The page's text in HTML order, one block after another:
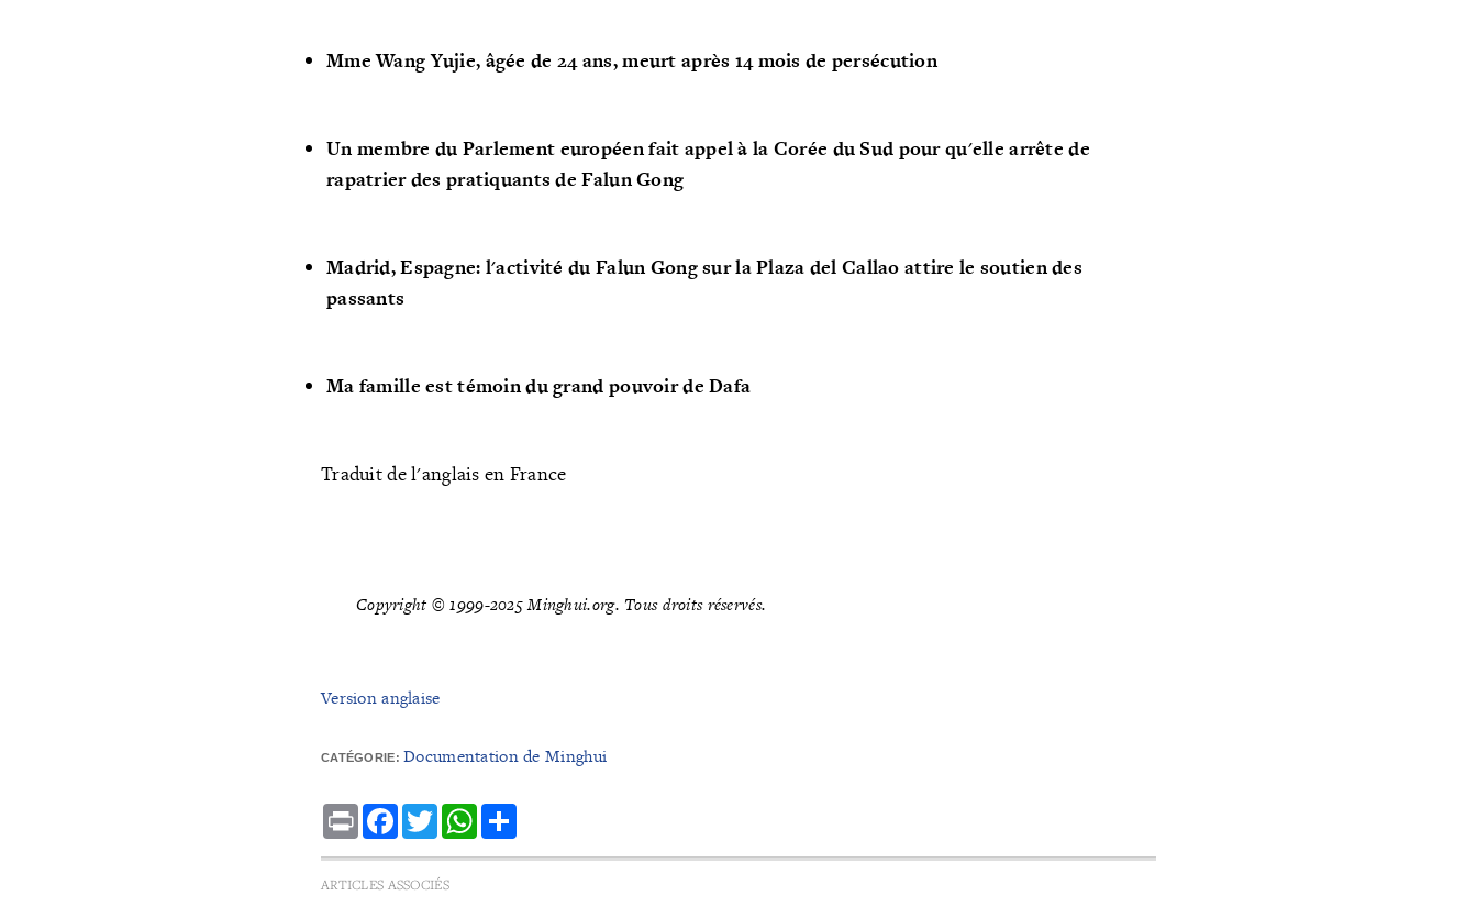
Mme Wang Yujie, âgée de 24 ans, meurt après 14 mois de persécution
Un membre du Parlement européen fait appel à la Corée du Sud pour qu'elle arrête de
rapatrier des pratiquants de Falun Gong
Madrid, Espagne: l'activité du Falun Gong sur la Plaza del Callao attire le soutien des
passants
Ma famille est témoin du grand pouvoir de Dafa
Traduit de l'anglais en France
Copyright © 1999-2025 Minghui.org. Tous droits réservés.
Version anglaise
CATÉGORIE: Documentation de Minghui
Print Facebook
TwitterWhatsApp
ARTICLES ASSOCIÉS